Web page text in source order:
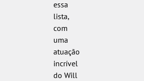
essa
lista,
com
uma
atuação
incrível
do Will